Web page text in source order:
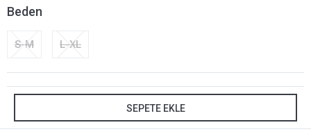
Beden
S-M L-XL
SEPETE EKLE